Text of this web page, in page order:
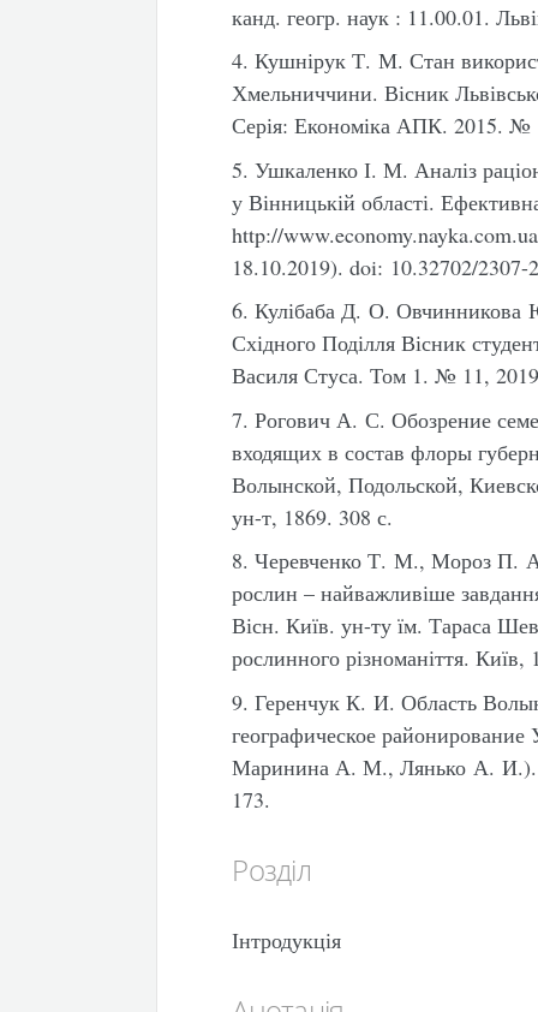
канд. геогр. наук : 11.00.01.
4. Кушнірук Т. М. Стан
Хмельниччини. Вісник
Серія: Економіка АПК. 2015. №
5. Ушкаленко І. М. Аналіз
у Вінницькій області.
http://
18.10.2019). doi: 10.32702/2307-
6. Кулібаба Д. О. Овчинникова
Східного Поділля Вісник
Василя Стуса. Том 1. № 11,
7. Рогович А. С. Обозрение
входящих в состав флоры
Волынской, Подольской,
ун-т, 1869. 308 с.
8. Черевченко Т. М., Мороз П. А.
рослин – найважливіше
Вісн. Київ. ун-ту їм. Тараса
рослинного різноманіття.
9. Геренчук К. И. Область
географическое
Маринина А. М., Лянько А. И.).
173.
Розділ
Інтродукція